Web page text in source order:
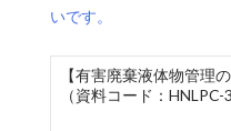
いです。
【有害廃棄液体物管理
（資料コード：HNLPC-